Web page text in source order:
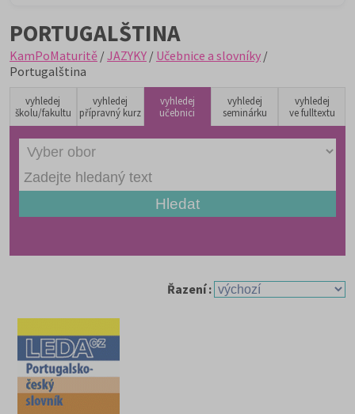
PORTUGALŠTINA
KamPoMaturitě /JAZYKY / Učebnice a slovníky /
Portugalština
vyhledej
školu/fakultu
vyhledej
přípravný kurz
vyhledej
učebnici
vyhledej
seminárku
vyhledej
ve fulltextu
Řazení :